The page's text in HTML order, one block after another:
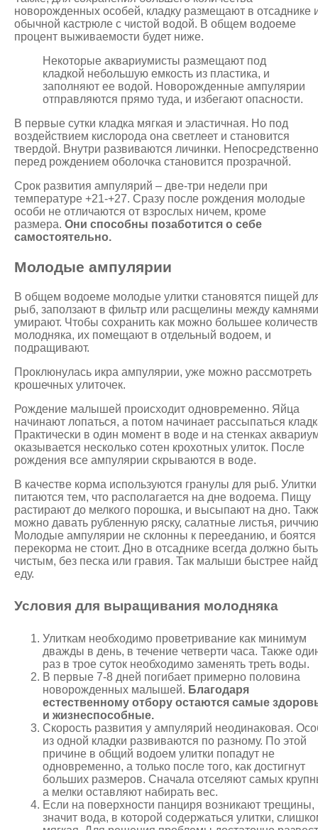
новорожденных особей, кладку размещают в отсаднике
обычной кастрюле с чистой водой. В общем водоеме
процент выживаемости будет ниже.
Некоторые аквариумисты размещают под
кладкой небольшую емкость из пластика, и
заполняют ее водой. Новорожденные ампулярии
отправляются прямо туда, и избегают опасности.
В первые сутки кладка мягкая и эластичная. Но под
воздействием кислорода она светлеет и становится
твердой. Внутри развиваются личинки. Непосредственно
перед рождением оболочка становится прозрачной.
Срок развития ампулярий – две-три недели при
температуре +21-+27. Сразу после рождения молодые
особи не отличаются от взрослых ничем, кроме
размера. Они способны позаботится о себе
самостоятельно.
Молодые ампулярии
В общем водоеме молодые улитки становятся пищей
рыб, заползают в фильтр или расщелины между
умирают. Чтобы сохранить как можно большее
молодняка, их помещают в отдельный водоем, и
подращивают.
Проклюнулась икра ампулярии, уже можно рассмотреть
крошечных улиточек.
Рождение малышей происходит одновременно. Яйца
начинают лопаться, а потом начинает рассыпаться
Практически в один момент в воде и на стенках
оказывается несколько сотен крохотных улиток. После
рождения все ампулярии скрываются в воде.
В качестве корма используются гранулы для рыб. Улитки
питаются тем, что располагается на дне водоема. Пищу
растирают до мелкого порошка, и высыпают на дно.
можно давать рубленную ряску, салатные листья,
Молодые ампулярии не склонны к перееданию, и боятся
перекорма не стоит. Дно в отсаднике всегда должно быть
чистым, без песка или гравия. Так малыши быстрее
еду.
Условия для выращивания молодняка
Улиткам необходимо проветривание как минимум
дважды в день, в течение четверти часа. Также
раз в трое суток необходимо заменять треть воды.
В первые 7-8 дней погибает примерно половина
новорожденных малышей. Благодаря
естественному отбору остаются самые
и жизнеспособные.
Скорость развития у ампулярий неодинаковая.
из одной кладки развиваются по разному. По этой
причине в общий водоем улитки попадут не
одновременно, а только после того, как достигнут
больших размеров. Сначала отселяют самых
а мелки оставляют набирать вес.
Если на поверхности панциря возникают трещины,
значит вода, в которой содержаться улитки,